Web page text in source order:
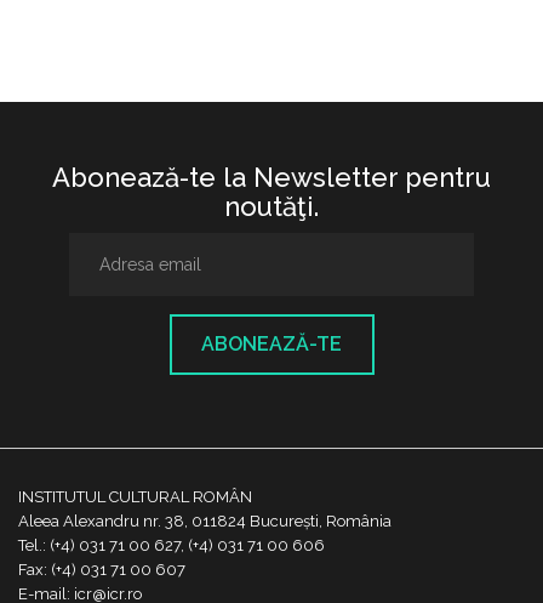
Abonează-te la Newsletter pentru
noutăţi.
ABONEAZĂ-TE
INSTITUTUL CULTURAL ROMÂN
Aleea Alexandru nr. 38, 011824 București, România
Tel.: (+4) 031 71 00 627, (+4) 031 71 00 606
Fax: (+4) 031 71 00 607
E-mail: icr@icr.ro